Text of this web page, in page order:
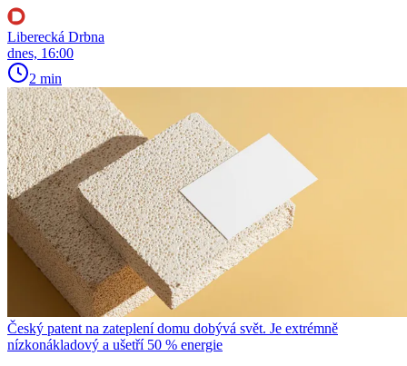
Liberecká Drbna
dnes, 16:00
2 min
Český patent na zateplení domu dobývá svět. Je extrémně
nízkonákladový a ušetří 50 % energie